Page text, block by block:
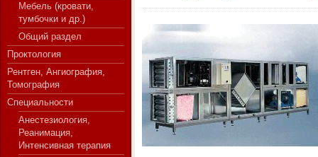
Мебель (кровати,
тумбочки и др.)
Общий раздел
Проктология
Рентген, Ангиография,
Томография
Специальности
Анестезиология,
Реанимация,
Интенсивная терапия